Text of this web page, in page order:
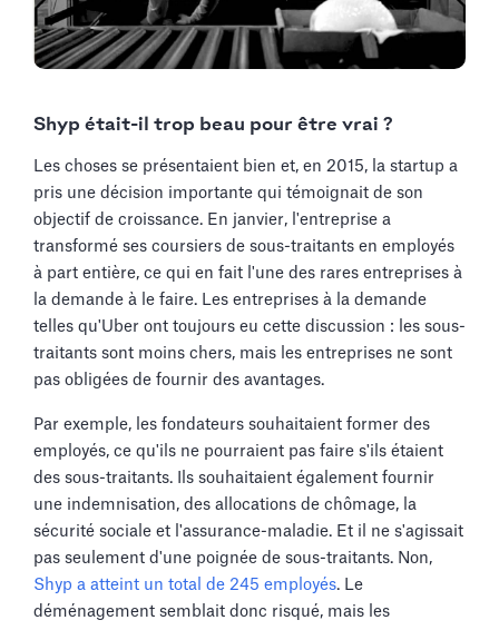
Shyp était-il trop beau pour être vrai ?
Les choses se présentaient bien et, en 2015, la startup a
pris une décision importante qui témoignait de son
objectif de croissance. En janvier, l'entreprise a
transformé ses coursiers de sous-traitants en employés
à part entière, ce qui en fait l'une des rares entreprises à
la demande à le faire. Les entreprises à la demande
telles qu'Uber ont toujours eu cette discussion : les sous-
traitants sont moins chers, mais les entreprises ne sont
pas obligées de fournir des avantages.
Par exemple, les fondateurs souhaitaient former des
employés, ce qu'ils ne pourraient pas faire s'ils étaient
des sous-traitants. Ils souhaitaient également fournir
une indemnisation, des allocations de chômage, la
sécurité sociale et l'assurance-maladie. Et il ne s'agissait
pas seulement d'une poignée de sous-traitants. Non,
Shyp a atteint un total de 245 employés. Le
déménagement semblait donc risqué, mais les